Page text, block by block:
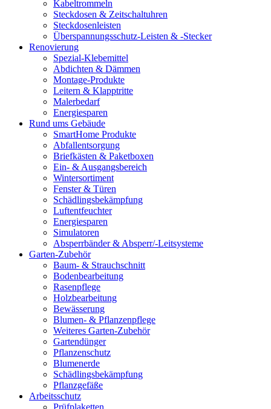
Kabeltrommeln
Steckdosen & Zeitschaltuhren
Steckdosenleisten
Überspannungsschutz-Leisten & -Stecker
Renovierung
Spezial-Klebemittel
Abdichten & Dämmen
Montage-Produkte
Leitern & Klapptritte
Malerbedarf
Energiesparen
Rund ums Gebäude
SmartHome Produkte
Abfallentsorgung
Briefkästen & Paketboxen
Ein- & Ausgangsbereich
Wintersortiment
Fenster & Türen
Schädlingsbekämpfung
Luftentfeuchter
Energiesparen
Simulatoren
Absperrbänder & Absperr/-Leitsysteme
Garten-Zubehör
Baum- & Strauchschnitt
Bodenbearbeitung
Rasenpflege
Holzbearbeitung
Bewässerung
Blumen- & Pflanzenpflege
Weiteres Garten-Zubehör
Gartendünger
Pflanzenschutz
Blumenerde
Schädlingsbekämpfung
Pflanzgefäße
Arbeitsschutz
Prüfplaketten